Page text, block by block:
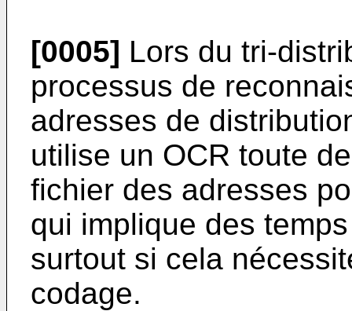
[0005] Lors du tri-
processus de
adresses de
utilise un OCR toute
fichier des adresses
qui implique des
surtout si cela
codage.